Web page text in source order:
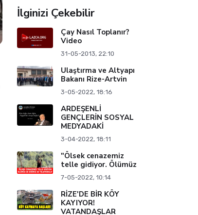
İlginizi Çekebilir
Çay Nasıl Toplanır?
Video
31-05-2013, 22:10
Ulaştırma ve Altyapı
Bakanı Rize-Artvin
3-05-2022, 18:16
ARDEŞENLİ
GENÇLERİN SOSYAL
MEDYADAKİ
3-04-2022, 18:11
"Ölsek cenazemiz
telle gidiyor. Ölümüz
7-05-2022, 10:14
RİZE'DE BİR KÖY
KAYIYOR!
VATANDAŞLAR